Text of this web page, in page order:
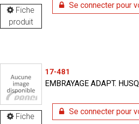
Fiche
produit
Se connecter pour
Fiche
17-481
EMBRAYAGE ADAPT.
Se connecter pour